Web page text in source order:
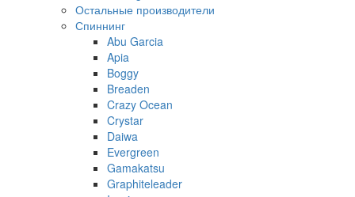
Остальные производители
Спиннинг
Abu Garcia
Apia
Boggy
Breaden
Crazy Ocean
Crystar
Daiwa
Evergreen
Gamakatsu
Graphiteleader